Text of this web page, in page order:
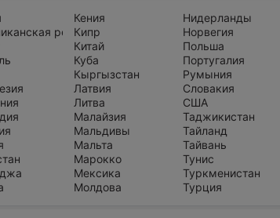
республика
Кения
Кипр
Китай
Куба
Кыргызстан
Латвия
Литва
Малайзия
Мальдивы
Мальта
Марокко
Мексика
Молдова
Нидерланды
Норвегия
Польша
Португалия
Румыния
Словакия
США
Таджикистан
Тайланд
Тайвань
Тунис
Туркменистан
Турция